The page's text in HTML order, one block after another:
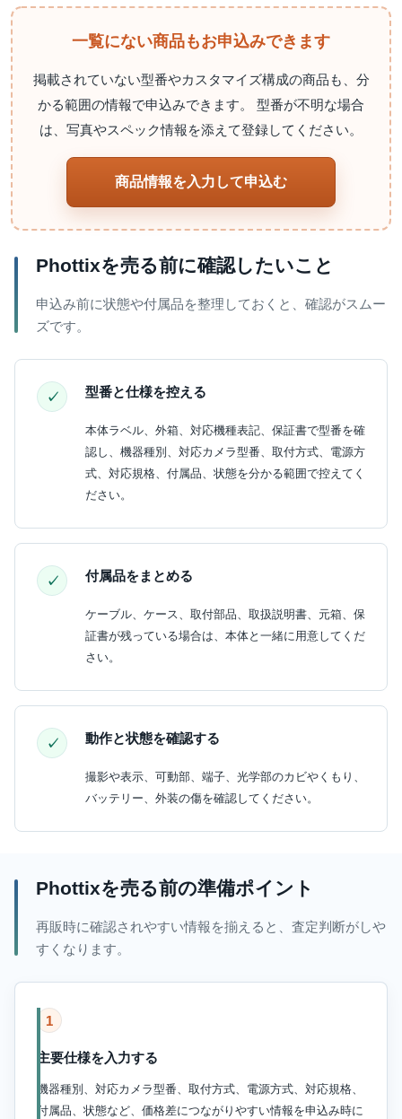
一覧にない商品もお申込みできます
掲載されていない型番やカスタマイズ構成の商品も、分
かる範囲の情報で申込みできます。 型番が不明な場合
は、写真やスペック情報を添えて登録してください。
商品情報を入力して申込む
Phottixを売る前に確認したいこと
申込み前に状態や付属品を整理しておくと、確認がスムー
ズです。
型番と仕様を控える
本体ラベル、外箱、対応機種表記、保証書で型番を確
認し、機器種別、対応カメラ型番、取付方式、電源方
式、対応規格、付属品、状態を分かる範囲で控えてく
ださい。
付属品をまとめる
ケーブル、ケース、取付部品、取扱説明書、元箱、保
証書が残っている場合は、本体と一緒に用意してくだ
さい。
動作と状態を確認する
撮影や表示、可動部、端子、光学部のカビやくもり、
バッテリー、外装の傷を確認してください。
Phottixを売る前の準備ポイント
再販時に確認されやすい情報を揃えると、査定判断がしや
すくなります。
1
主要仕様を入力する
機器種別、対応カメラ型番、取付方式、電源方式、対応規格、
付属品、状態など、価格差につながりやすい情報を申込み時に